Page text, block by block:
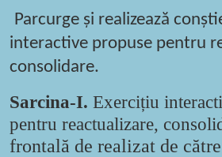
Parcurge și realizează
interactive propuse pentru
consolidare.
Sarcina-I. Exercițiu
pentru reactualizare,
frontală de realizat de către